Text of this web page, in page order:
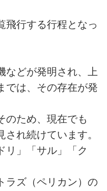
飛行する行程となっ
などが発明され、上
では、その存在が発
のため、現在でも
れ続けています。
リ」「サル」「ク
ラズ（ペリカン）の